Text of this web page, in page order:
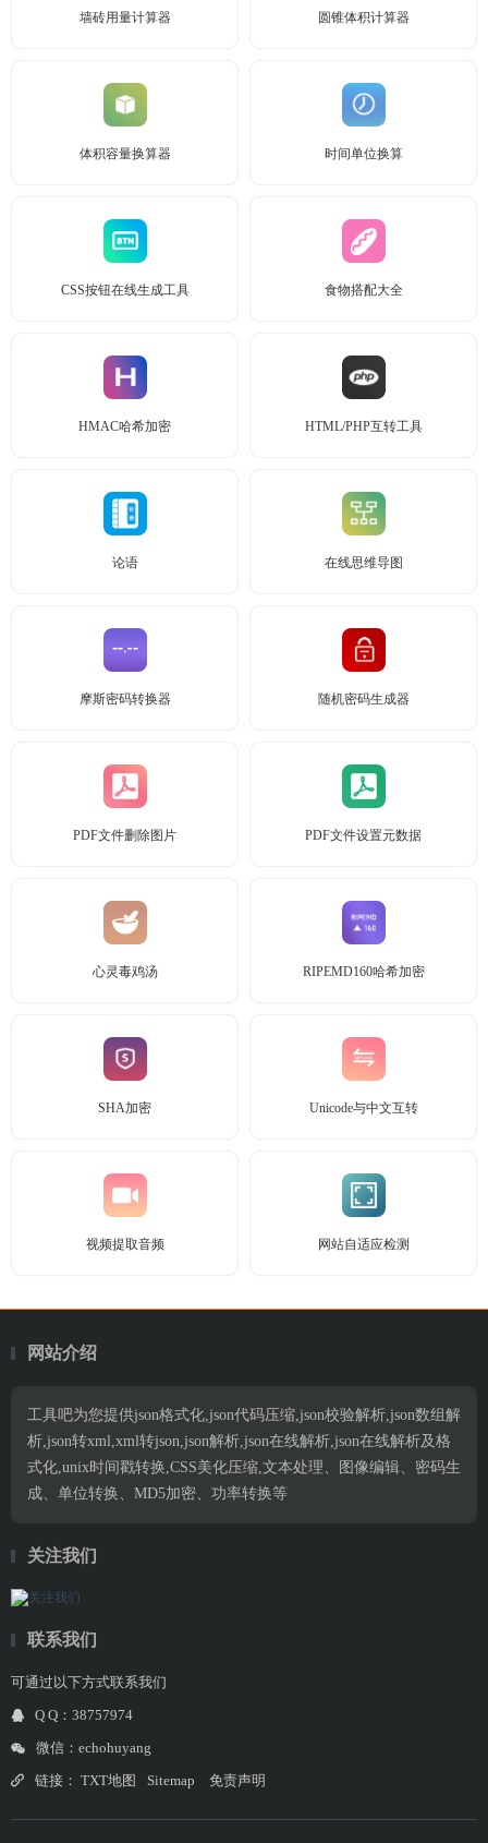
墙砖用量计算器 圆锥体积计算器
体积容量换算器 时间单位换算
CSS按钮在线生成工具 食物搭配大全
HMAC哈希加密 HTML/PHP互转工具
论语 在线思维导图
摩斯密码转换器 随机密码生成器
PDF文件删除图片 PDF文件设置元数据
心灵毒鸡汤 RIPEMD160哈希加密
SHA加密 Unicode与中文互转
视频提取音频 网站自适应检测
网站介绍
工具吧为您提供json格式化,json代码压缩,json校验解析,json数组解
析,json转xml,xml转json,json解析,json在线解析,json在线解析及格
式化,unix时间戳转换,CSS美化压缩,文本处理、图像编辑、密码生
成、单位转换、MD5加密、功率转换等
关注我们
联系我们
可通过以下方式联系我们
Q Q：38757974
微信：echohuyang
链接： TXT地图 Sitemap 免责声明